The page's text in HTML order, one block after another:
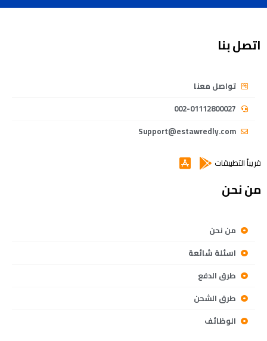
اتصل بنا
تواصل معنا
002-01112800027
Support@estawredly.com
قريباً التطبيقات
من نحن
من نحن
اسئلة شائعة
طرق الدفع
طرق الشحن
الوظائف